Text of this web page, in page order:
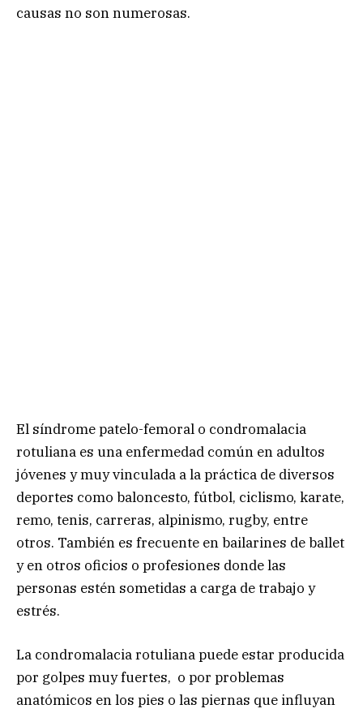
causas no son numerosas.
El síndrome patelo-femoral o condromalacia
rotuliana es una enfermedad común en adultos
jóvenes y muy vinculada a la práctica de diversos
deportes como baloncesto, fútbol, ciclismo, karate,
remo, tenis, carreras, alpinismo, rugby, entre
otros. También es frecuente en bailarines de ballet
y en otros oficios o profesiones donde las
personas estén sometidas a carga de trabajo y
estrés.
La condromalacia rotuliana puede estar producida
por golpes muy fuertes, o por problemas
anatómicos en los pies o las piernas que influyan